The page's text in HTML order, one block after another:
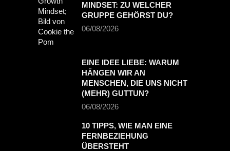
MINDSET: ZU WELCHER
GRUPPE GEHÖRST DU?
06/08/2026
EINE IDEE LIEBE: WARUM
HÄNGEN WIR AN
MENSCHEN, DIE UNS NICHT
(MEHR) GUTTUN?
06/08/2026
10 TIPPS, WIE MAN EINE
FERNBEZIEHUNG
ÜBERSTEHT